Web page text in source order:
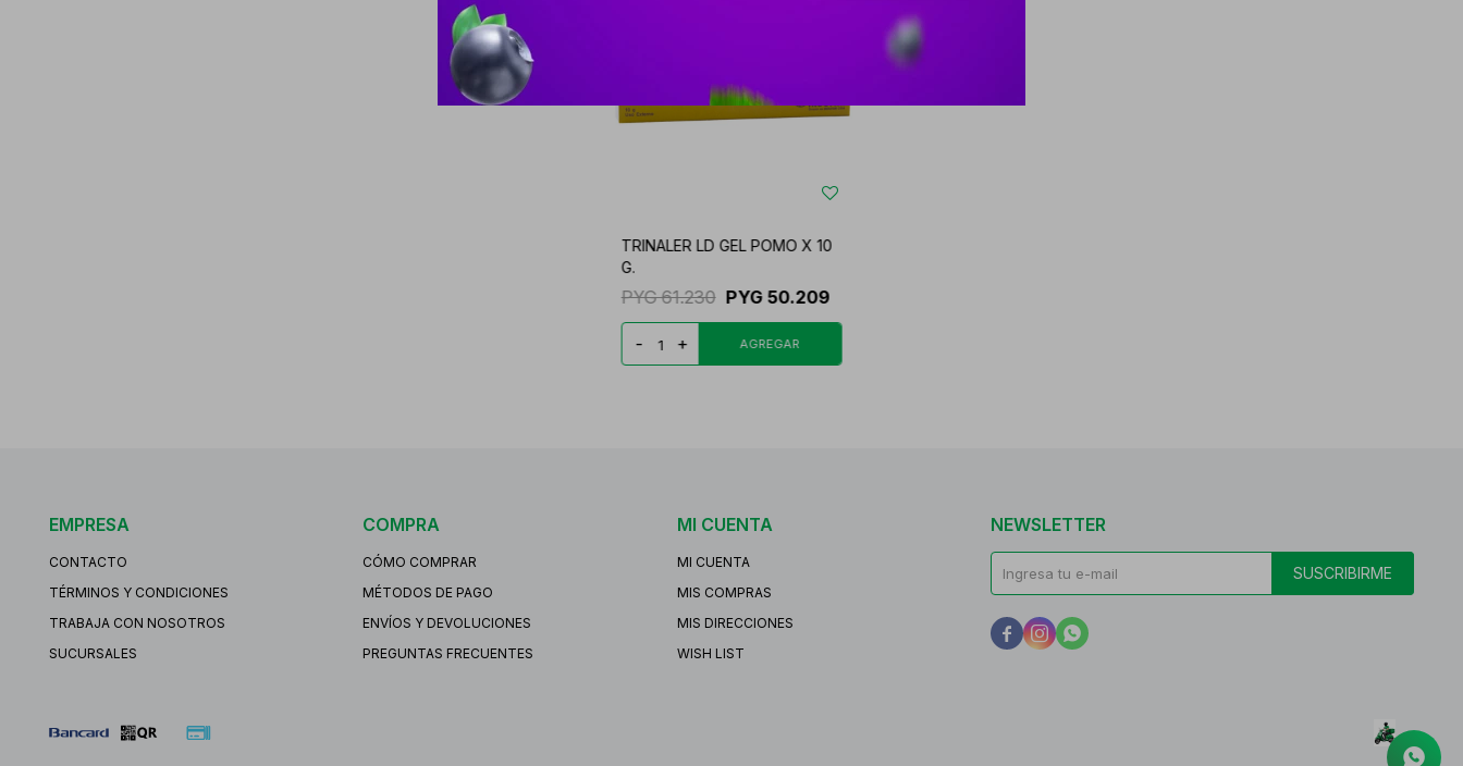
TRINALER LD GEL POMO X 10
G.
PYG 61.230 PYG 50.209
- +
EMPRESA
CONTACTO
TÉRMINOS Y CONDICIONES
TRABAJA CON NOSOTROS
SUCURSALES
COMPRA
CÓMO COMPRAR
MÉTODOS DE PAGO
ENVÍOS Y DEVOLUCIONES
PREGUNTAS FRECUENTES
MI CUENTA
MI CUENTA
MIS COMPRAS
MIS DIRECCIONES
WISH LIST
NEWSLETTER
SUSCRIBIRME
  